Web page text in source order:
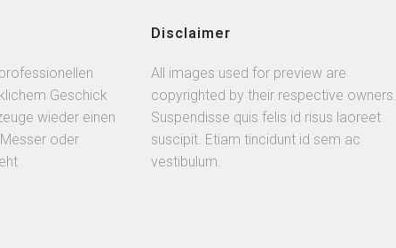
Geschick
wieder einen
oder
Disclaimer
All images used for preview are
copyrighted by their respective owners.
Suspendisse quis felis id risus laoreet
suscipit. Etiam tincidunt id sem ac
vestibulum.